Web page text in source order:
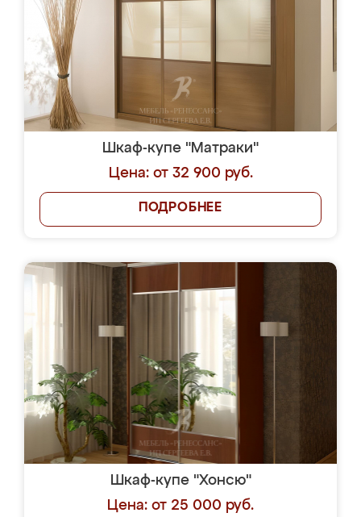
Шкаф-купе "Матраки"
Цена: от 32 900 руб.
ПОДРОБНЕЕ
Шкаф-купе "Хонсю"
Цена: от 25 000 руб.